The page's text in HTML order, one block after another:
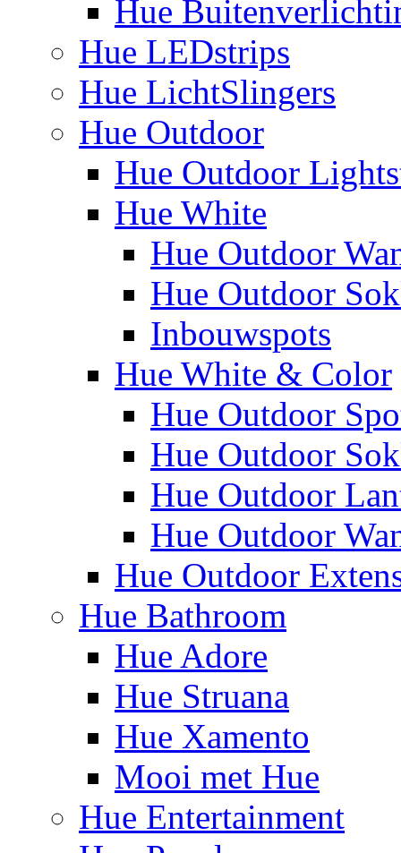
Hue
Hue LEDstrips
Hue LichtSlingers
Hue Outdoor
Hue Outdoor
Hue White
Hue Outdoor
Hue Outdoor
Inbouwspots
Hue White & Color
Hue Outdoor
Hue Outdoor
Hue Outdoor
Hue Outdoor
Hue Outdoor
Hue Bathroom
Hue Adore
Hue Struana
Hue Xamento
Mooi met Hue
Hue Entertainment